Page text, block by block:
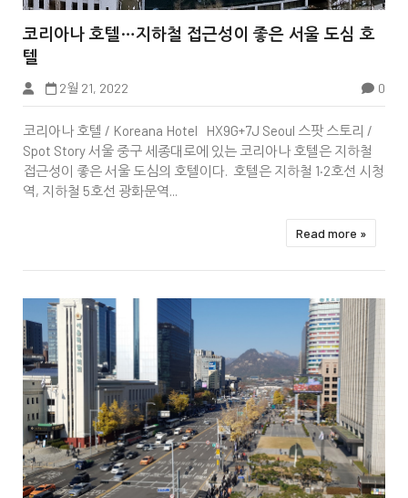


코리아나 호텔…지하철 접근성이 좋은 서울 도심 호
텔
2월 21, 2022 0
코리아나 호텔 / Koreana Hotel HX9G+7J Seoul 스팟 스토리 /
Spot Story 서울 중구 세종대로에 있는 코리아나 호텔은 지하철
접근성이 좋은 서울 도심의 호텔이다. 호텔은 지하철 1·2호선 시청
역, 지하철 5호선 광화문역...
Read more »
한국프레스센터